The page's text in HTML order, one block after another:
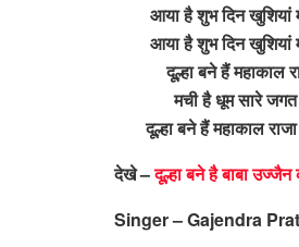
आया है शुभ दिन खुशियां
आया है शुभ दिन खुशियां
दूल्हा बने हैं महाकाल
मची है धूम सारे
दूल्हा बने हैं महाकाल
देखे –दूल्हा बने है बाबा उज्जैन
Singer – Gajendra